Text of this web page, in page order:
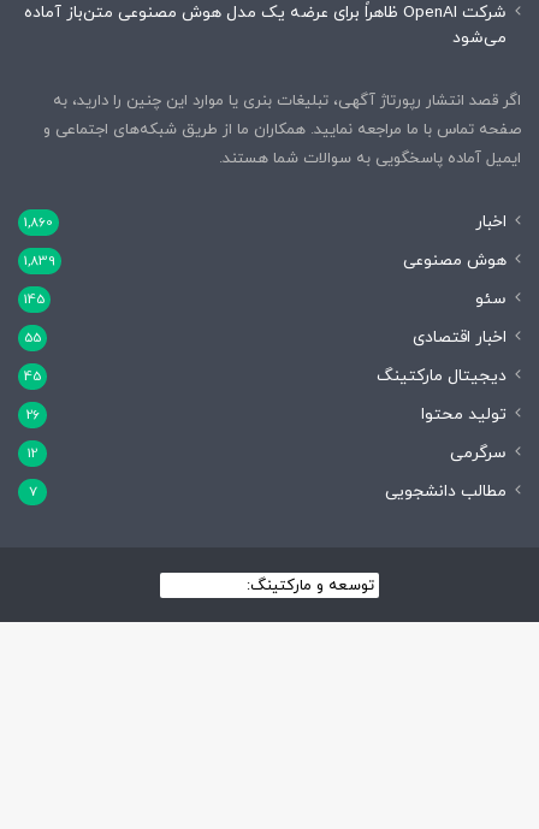
شرکت OpenAI ظاهراً برای عرضه یک مدل هوش مصنوعی متن‌باز آماده
می‌شود
اگر قصد انتشار رپورتاژ آگهی، تبلیغات بنری یا موارد این چنین را دارید، به
صفحه تماس با ما مراجعه نمایید. همکاران ما از طریق شبکه‌های اجتماعی و
ایمیل آماده پاسخگویی به سوالات شما هستند.
اخبار 1,860
هوش مصنوعی 1,839
سئو 145
اخبار اقتصادی 55
دیجیتال مارکتینگ 45
تولید محتوا 26
سرگرمی 12
مطالب دانشجویی 7
توسعه و مارکتینگ: